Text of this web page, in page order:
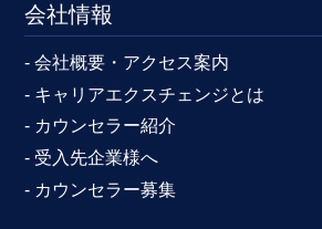
会社情報
- 会社概要・アクセス案内
- キャリアエクスチェンジとは
- カウンセラー紹介
- 受入先企業様へ
- カウンセラー募集